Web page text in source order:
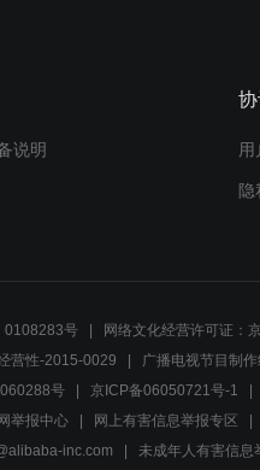
说明 用
隐
0108283号 网络文化经营许可证：
营性-2015-0029
广播电视节目制
号 京ICP备06050721号-1
举报中心 网上有害信息举报专区
inc.com
未成年人有害信